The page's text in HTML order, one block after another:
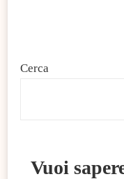
Cerca
Vuoi